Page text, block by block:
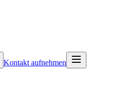
Kontakt aufnehmen